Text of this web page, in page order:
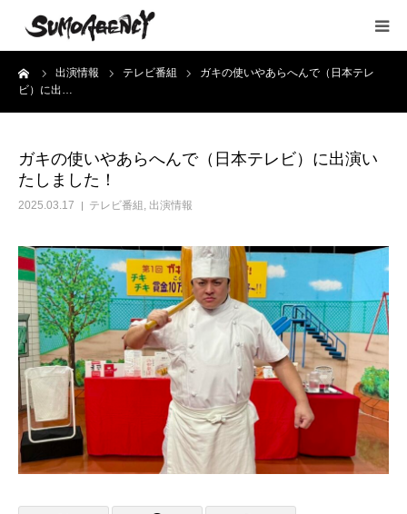
出演情報 テレビ番組
ガキの使いやあらへんで（日本テレ
ビ）に出…
ガキの使いやあらへんで（日本テレビ）に出演い
たしました！
2025.03.17 テレビ番組 , 出演情報
HOME
出演情報
会社概要
お問い合わせ
採用情報
English